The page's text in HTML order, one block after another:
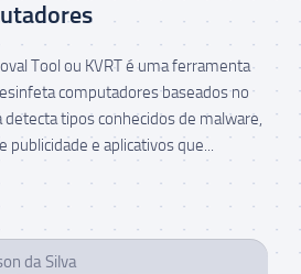
Tool ou KVRT é uma ferramenta
computadores baseados no
tipos conhecidos de malware,
e aplicativos que...
da Silva